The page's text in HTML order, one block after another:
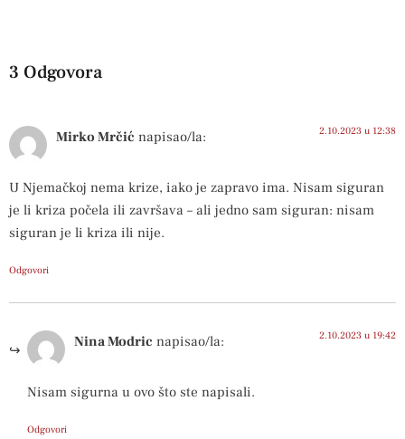
3 Odgovora
Mirko Mrčić napisao/la: 2.10.2023 u 12:38
U Njemačkoj nema krize, iako je zapravo ima. Nisam siguran
je li kriza počela ili završava – ali jedno sam siguran: nisam
siguran je li kriza ili nije.
Odgovori
Nina Modric napisao/la: 2.10.2023 u 19:42
Nisam sigurna u ovo što ste napisali.
Odgovori